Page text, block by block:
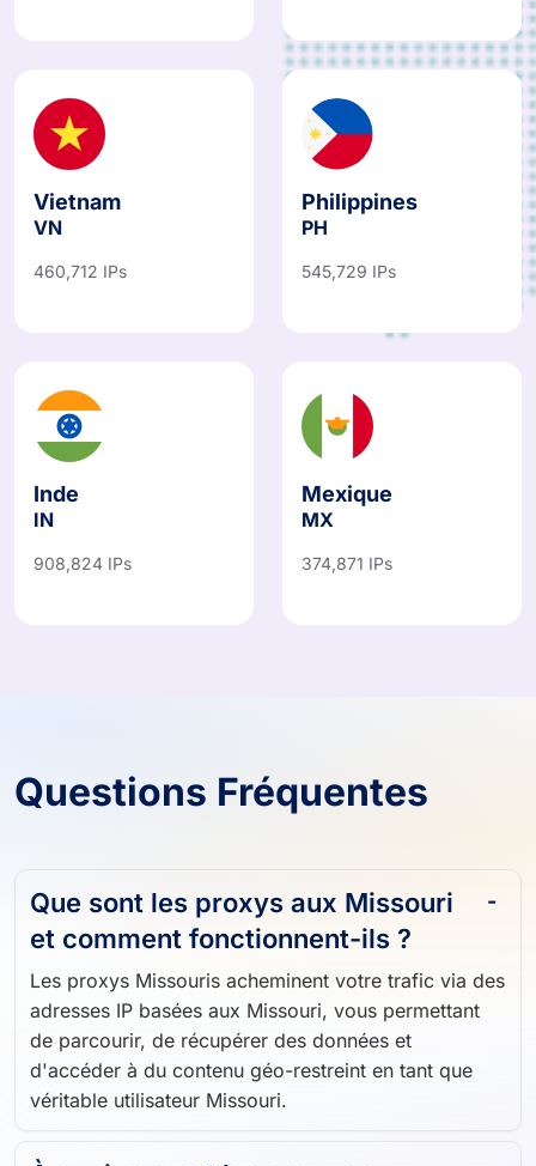
Vietnam
VN
460,712 IPs
Philippines
PH
545,729 IPs
Inde
IN
908,824 IPs
Mexique
MX
374,871 IPs
Questions Fréquentes
Que sont les proxys aux Missouri
et comment fonctionnent-ils ?
Les proxys Missouris acheminent votre trafic via des
adresses IP basées aux Missouri, vous permettant
de parcourir, de récupérer des données et
d'accéder à du contenu géo-restreint en tant que
véritable utilisateur Missouri.